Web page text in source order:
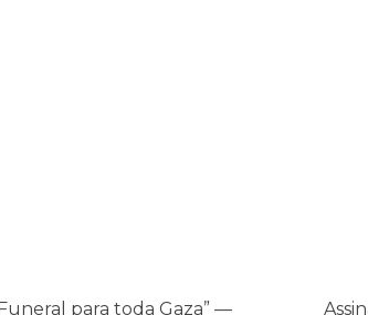
para toda Gaza” —